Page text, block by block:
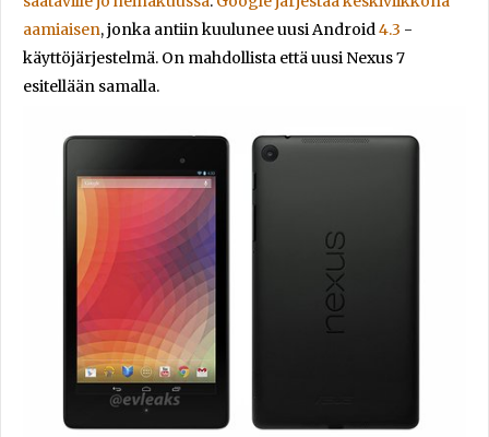
aamiaisen, jonka antiin kuulunee uusi Android4.3 -
käyttöjärjestelmä. On mahdollista että uusi Nexus 7
esitellään samalla.